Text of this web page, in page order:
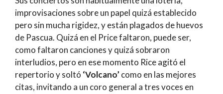
improvisaciones sobre un papel quizá establecido
pero sin mucha rigidez, y están plagados de huevos
de Pascua. Quizá en el Price faltaron, puede ser,
como faltaron canciones y quizá sobraron
interludios, pero en ese momento Rice agitó el
repertorio y soltó ‘Volcano’como en las mejores
citas, invitando a un coro general a tres voces en